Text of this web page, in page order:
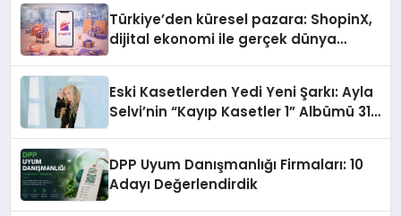
Türkiye’den küresel pazara: ShopinX,
dijital ekonomi ile gerçek dünya
Eski Kasetlerden Yedi Yeni Şarkı: Ayla
Selvi’nin “Kayıp Kasetler 1” Albümü 31
DPP Uyum Danışmanlığı Firmaları: 10
Adayı Değerlendirdik